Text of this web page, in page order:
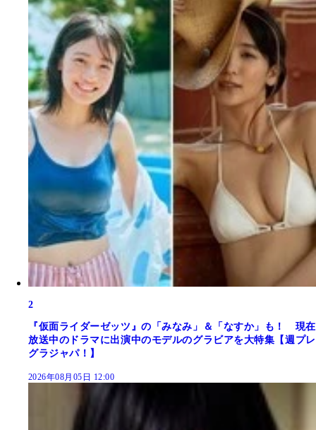
2
『仮面ライダーゼッツ』の「みなみ」＆「なすか」も！ 現在
放送中のドラマに出演中のモデルのグラビアを大特集【週プレ
グラジャパ！】
2026年08月05日 12:00